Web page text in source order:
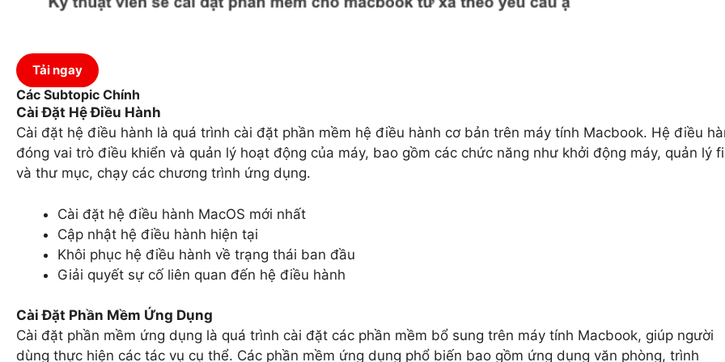
Tải ngay
Các Subtopic Chính
Cài Đặt Hệ Điều Hành
Cài đặt hệ điều hành là quá trình cài đặt phần mềm hệ điều hành cơ bản trên máy tính Macbook. Hệ điều
đóng vai trò điều khiển và quản lý hoạt động của máy, bao gồm các chức năng như khởi động máy, quản lý
và thư mục, chạy các chương trình ứng dụng.
Cài đặt hệ điều hành MacOS mới nhất
Cập nhật hệ điều hành hiện tại
Khôi phục hệ điều hành về trạng thái ban đầu
Giải quyết sự cố liên quan đến hệ điều hành
Cài Đặt Phần Mềm Ứng Dụng
Cài đặt phần mềm ứng dụng là quá trình cài đặt các phần mềm bổ sung trên máy tính Macbook, giúp người
dùng thực hiện các tác vụ cụ thể. Các phần mềm ứng dụng phổ biến bao gồm ứng dụng văn phòng, trình